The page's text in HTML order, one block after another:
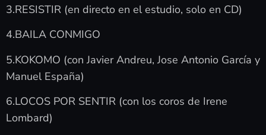
3.RESISTIR (en directo en el estudio, solo en CD)
4.BAILA CONMIGO
5.KOKOMO (con Javier Andreu, Jose Antonio García y
Manuel España)
6.LOCOS POR SENTIR (con los coros de Irene
Lombard)